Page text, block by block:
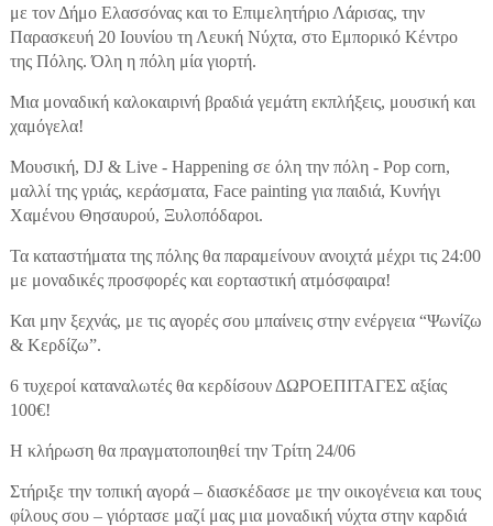
με τον Δήμο Ελασσόνας και το Επιμελητήριο Λάρισας, την
Παρασκευή 20 Ιουνίου τη Λευκή Νύχτα, στο Εμπορικό Κέντρο
της Πόλης. Όλη η πόλη μία γιορτή.
Μια μοναδική καλοκαιρινή βραδιά γεμάτη εκπλήξεις, μουσική και
χαμόγελα!
Μουσική, DJ & Live - Happening σε όλη την πόλη - Pop corn,
μαλλί της γριάς, κεράσματα, Face painting για παιδιά, Κυνήγι
Χαμένου Θησαυρού, Ξυλοπόδαροι.
Τα καταστήματα της πόλης θα παραμείνουν ανοιχτά μέχρι τις 24:00
με μοναδικές προσφορές και εορταστική ατμόσφαιρα!
Και μην ξεχνάς, με τις αγορές σου μπαίνεις στην ενέργεια “Ψωνίζω
& Κερδίζω”.
6 τυχεροί καταναλωτές θα κερδίσουν ΔΩΡΟΕΠΙΤΑΓΕΣ αξίας
100€!
Η κλήρωση θα πραγματοποιηθεί την Τρίτη 24/06
Στήριξε την τοπική αγορά – διασκέδασε με την οικογένεια και τους
φίλους σου – γιόρτασε μαζί μας μια μοναδική νύχτα στην καρδιά